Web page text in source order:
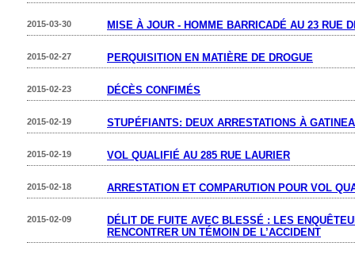
MISE À JOUR - HOMME BARRICADÉ AU 23 RUE
2015-03-30
PERQUISITION EN MATIÈRE DE DROGUE
2015-02-27
DÉCÈS CONFIMÉS
2015-02-23
STUPÉFIANTS: DEUX ARRESTATIONS À
2015-02-19
VOL QUALIFIÉ AU 285 RUE LAURIER
2015-02-19
ARRESTATION ET COMPARUTION POUR VOL
2015-02-18
DÉLIT DE FUITE AVEC BLESSÉ : LES
RENCONTRER UN TÉMOIN DE L’ACCIDENT
2015-02-09